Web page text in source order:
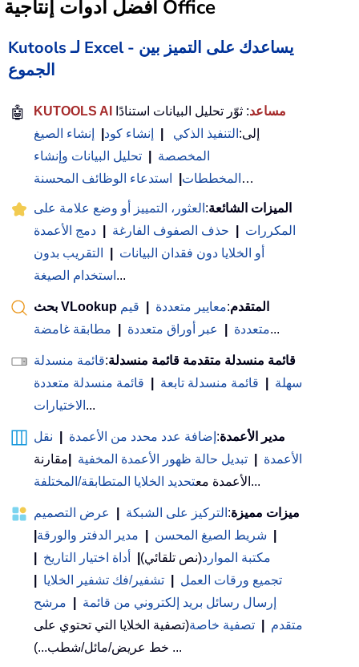
أفضل أدوات إنتاجية Office
Kutools لـ Excel - يساعدك على التميز بين
الجموع
🤖 KUTOOLS AI مساعد: ثوّر تحليل البيانات استنادًا
إلى: التنفيذ الذكي إنشاء كود
إنشاء الصيغ
المخصصة
تحليل البيانات وإنشاء
المخططات
استدعاء الوظائف المحسنة …
الميزات الشائعة: العثور، التمييز أو وضع علامة على
المكررات
حذف الصفوف الفارغة
دمج الأعمدة
أو الخلايا دون فقدان البيانات
التقريب بدون
استخدام الصيغة ...
بحث VLookup المتقدم:معايير متعددة
قيم
متعددة
عبر أوراق متعددة مطابقة غامضة ...
قائمة منسدلة متقدمة قائمة منسدلة:قائمة منسدلة
سهلة
قائمة منسدلة تابعة
قائمة منسدلة متعددة
الاختيارات ...
مدير الأعمدة: إضافة عدد محدد من الأعمدة
نقل
الأعمدة
تبديل حالة ظهور الأعمدة المخفية
مقارنة
الأعمدة معتحديد الخلايا المتطابقة/المختلفة ...
ميزات مميزة: التركيز على الشبكة
عرض التصميم
شريط الصيغ المحسن مدير الدفتر والورقة
مكتبة الموارد(نص تلقائي) أداة اختيار التاريخ
تجميع ورقات العمل
تشفير/فك تشفير الخلايا
إرسال رسائل بريد إلكتروني من قائمة
مرشح
متقدم
تصفية خاصة(تصفية الخلايا التي تحتوي على
خط عريض/مائل/شطب...) ...